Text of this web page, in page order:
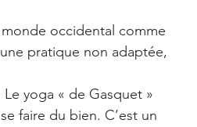
occidental comme
pratique non adaptée,
yoga « de Gasquet »
faire du bien. C’est un